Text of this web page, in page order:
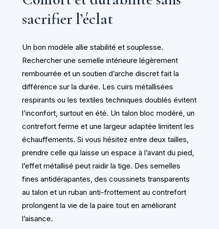
sacrifier l’éclat
Un bon modèle allie stabilité et souplesse.
Rechercher une semelle intérieure légèrement
rembourrée et un soutien d’arche discret fait la
différence sur la durée. Les cuirs métallisées
respirants ou les textiles techniques doublés évitent
l’inconfort, surtout en été. Un talon bloc modéré, un
contrefort ferme et une largeur adaptée limitent les
échauffements. Si vous hésitez entre deux tailles,
prendre celle qui laisse un espace à l’avant du pied,
l’effet métallisé peut raidir la tige. Des semelles
fines antidérapantes, des coussinets transparents
au talon et un ruban anti-frottement au contrefort
prolongent la vie de la paire tout en améliorant
l’aisance.